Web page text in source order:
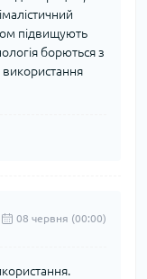
підвищують
борються з
використання
08 червня (00:00)